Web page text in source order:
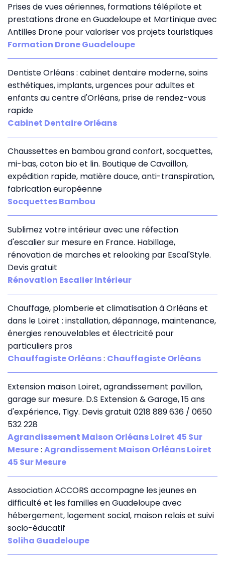
Prises de vues aériennes, formations télépilote et
prestations drone en Guadeloupe et Martinique avec
Antilles Drone pour valoriser vos projets touristiques
Formation Drone Guadeloupe
Dentiste Orléans : cabinet dentaire moderne, soins
esthétiques, implants, urgences pour adultes et
enfants au centre d'Orléans, prise de rendez-vous
rapide
Cabinet Dentaire Orléans
Chaussettes en bambou grand confort, socquettes,
mi-bas, coton bio et lin. Boutique de Cavaillon,
expédition rapide, matière douce, anti-transpiration,
fabrication européenne
Socquettes Bambou
Sublimez votre intérieur avec une réfection
d'escalier sur mesure en France. Habillage,
rénovation de marches et relooking par Escal'Style.
Devis gratuit
Rénovation Escalier Intérieur
Chauffage, plomberie et climatisation à Orléans et
dans le Loiret : installation, dépannage, maintenance,
énergies renouvelables et électricité pour
particuliers pros
Chauffagiste Orléans: Chauffagiste Orléans
Extension maison Loiret, agrandissement pavillon,
garage sur mesure. D.S Extension & Garage, 15 ans
d'expérience, Tigy. Devis gratuit 0218 889 636 / 0650
532 228
Agrandissement Maison Orléans Loiret 45 Sur
Mesure: Agrandissement Maison Orléans Loiret
45 Sur Mesure
Association ACCORS accompagne les jeunes en
difficulté et les familles en Guadeloupe avec
hébergement, logement social, maison relais et suivi
socio-éducatif
Soliha Guadeloupe